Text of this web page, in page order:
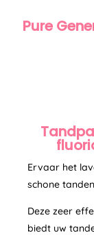
Pure
Ervaar het
schone
Deze zeer
biedt uw